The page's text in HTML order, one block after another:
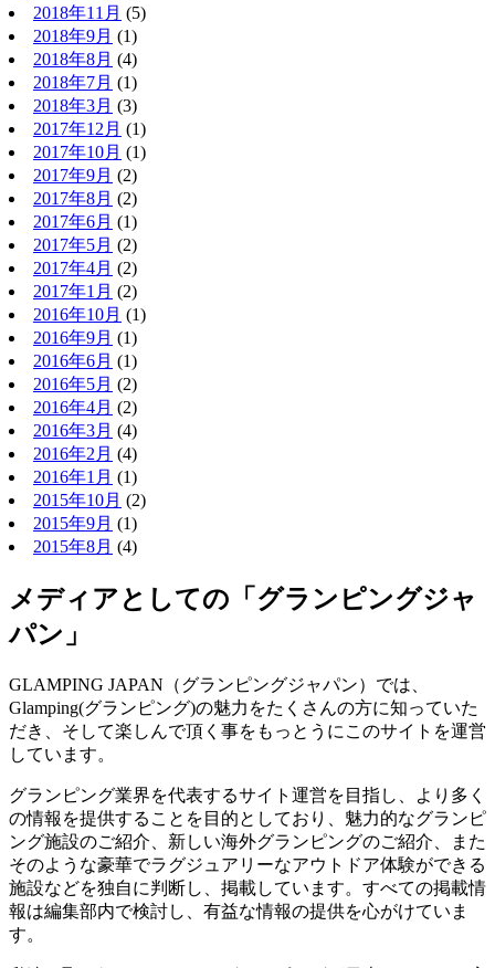
2018年11月 (5)
2018年9月 (1)
2018年8月 (4)
2018年7月 (1)
2018年3月 (3)
2017年12月 (1)
2017年10月 (1)
2017年9月 (2)
2017年8月 (2)
2017年6月 (1)
2017年5月 (2)
2017年4月 (2)
2017年1月 (2)
2016年10月 (1)
2016年9月 (1)
2016年6月 (1)
2016年5月 (2)
2016年4月 (2)
2016年3月 (4)
2016年2月 (4)
2016年1月 (1)
2015年10月 (2)
2015年9月 (1)
2015年8月 (4)
メディアとしての「グランピングジャ
パン」
GLAMPING JAPAN（グランピングジャパン）では、
Glamping(グランピング)の魅力をたくさんの方に知っていた
だき、そして楽しんで頂く事をもっとうにこのサイトを運営
しています。
グランピング業界を代表するサイト運営を目指し、より多く
の情報を提供することを目的としており、魅力的なグランピ
ング施設のご紹介、新しい海外グランピングのご紹介、また
そのような豪華でラグジュアリーなアウトドア体験ができる
施設などを独自に判断し、掲載しています。すべての掲載情
報は編集部内で検討し、有益な情報の提供を心がけていま
す。